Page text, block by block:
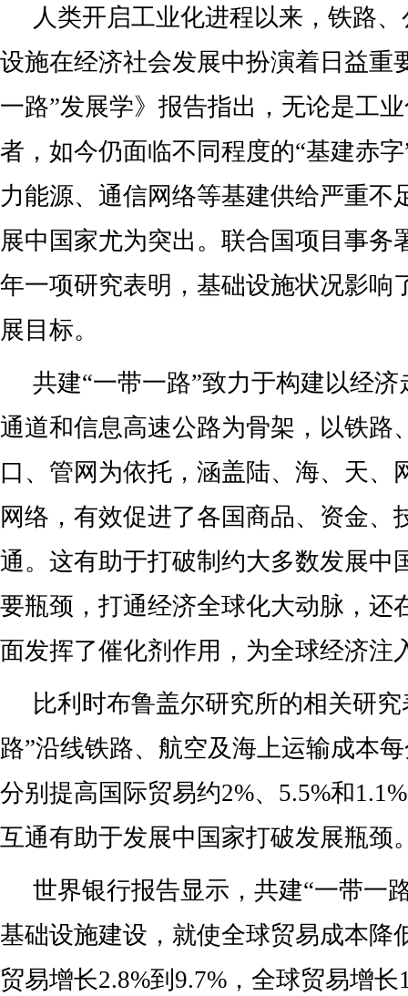
人类开启工业化进程以来，铁路
设施在经济社会发展中扮演着日益重
一路”发展学》报告指出，无论是工
者，如今仍面临不同程度的“基建赤
力能源、通信网络等基建供给严重不
展中国家尤为突出。联合国项目事务
年一项研究表明，基础设施状况影响
展目标。
共建“一带一路”致力于构建以经
通道和信息高速公路为骨架，以铁路
口、管网为依托，涵盖陆、海、天、
网络，有效促进了各国商品、资金、
通。这有助于打破制约大多数发展中
要瓶颈，打通经济全球化大动脉，还
面发挥了催化剂作用，为全球经济注
比利时布鲁盖尔研究所的相关研
路”沿线铁路、航空及海上运输成本
分别提高国际贸易约2%、5.5%和
互通有助于发展中国家打破发展瓶颈
世界银行报告显示，共建“一带一
基础设施建设，就使全球贸易成本降
贸易增长2.8%到9.7%，全球贸易增长